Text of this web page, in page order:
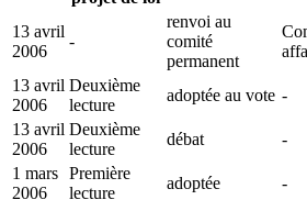
13 avril
2006
-
renvoi au
comité
permanent
13 avril
2006
Deuxième
lecture
adoptée au vote -
13 avril
2006
Deuxième
lecture
débat
-
1 mars
2006
Première
lecture
adoptée -